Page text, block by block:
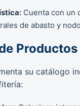
Cuenta con un
de abasto y
Productos
su catálogo